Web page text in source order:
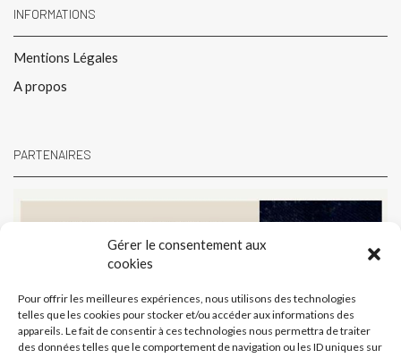
Gérer le consentement aux
cookies
Pour offrir les meilleures expériences, nous utilisons des technologies
telles que les cookies pour stocker et/ou accéder aux informations des
appareils. Le fait de consentir à ces technologies nous permettra de traiter
des données telles que le comportement de navigation ou les ID uniques sur
INFORMATIONS
Mentions Légales
A propos
PARTENAIRES